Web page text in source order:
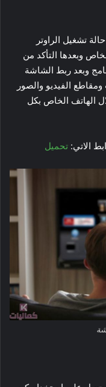
تشغيل الراوتر
وبعدها التأكد من
وبعد ربط الشاشة
الفيديو والصور
الهاتف الخاص بكل
الاتي: تحميل